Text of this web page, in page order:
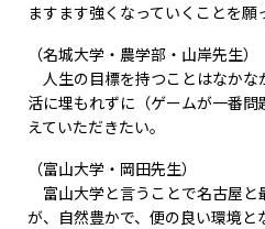
ますます強くなっていくことを願
（名城大学・農学部・山岸先生）
人生の目標を持つことはなかな
活に埋もれずに（ゲームが一番
えていただきたい。
（富山大学・岡田先生）
富山大学と言うことで名古屋と
が、自然豊かで、便の良い環境と